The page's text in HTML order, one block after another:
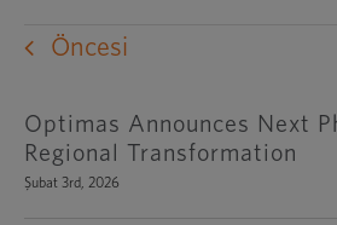
Öncesi
Optimas Announces Next
Regional Transformation
Şubat 3rd, 2026